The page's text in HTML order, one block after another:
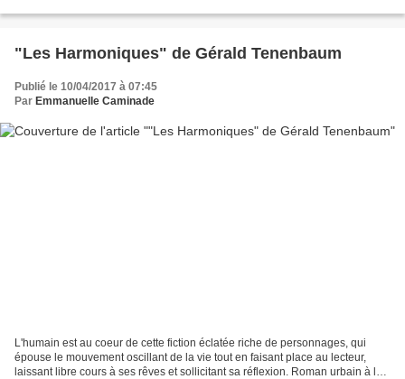
"Les Harmoniques" de Gérald Tenenbaum
Publié le 10/04/2017 à 07:45
Par Emmanuelle Caminade
L'humain est au coeur de cette fiction éclatée riche de personnages, qui
épouse le mouvement oscillant de la vie tout en faisant place au lecteur,
laissant libre cours à ses rêves et sollicitant sa réflexion. Roman urbain à la